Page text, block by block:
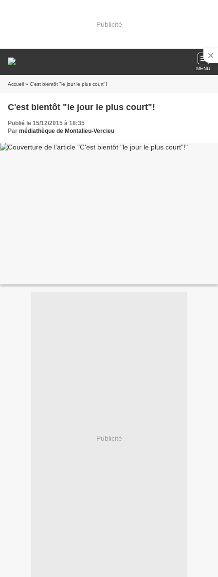
Publicité
MENU
Accueil » C'est bientôt "le jour le plus court"!
C'est bientôt "le jour le plus court"!
Publié le 15/12/2015 à 18:35
Par médiathèque de Montalieu-Vercieu
Publicité